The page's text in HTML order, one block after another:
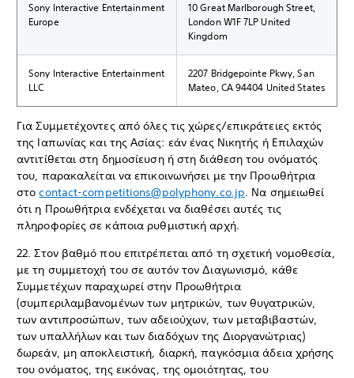
Sony Interactive Entertainment
Europe
10 Great Marlborough Street,
London W1F 7LP United
Kingdom
Sony Interactive Entertainment
LLC
2207 Bridgepointe Pkwy, San
Mateo, CA 94404 United States
Για Συμμετέχοντες από όλες τις χώρες/επικράτειες εκτός
της Ιαπωνίας και της Ασίας: εάν ένας Νικητής ή Επιλαχών
αντιτίθεται στη δημοσίευση ή στη διάθεση του ονόματός
του, παρακαλείται να επικοινωνήσει με την Προωθήτρια
στοcontact-competitions@polyphony.co.jp. Να σημειωθεί
ότι η Προωθήτρια ενδέχεται να διαθέσει αυτές τις
πληροφορίες σε κάποια ρυθμιστική αρχή.
22. Στον βαθμό που επιτρέπεται από τη σχετική νομοθεσία,
με τη συμμετοχή του σε αυτόν τον Διαγωνισμό, κάθε
Συμμετέχων παραχωρεί στην Προωθήτρια
(συμπεριλαμβανομένων των μητρικών, των θυγατρικών,
των αντιπροσώπων, των αδειούχων, των μεταβιβαστών,
των υπαλλήλων και των διαδόχων της Διοργανώτριας)
δωρεάν, μη αποκλειστική, διαρκή, παγκόσμια άδεια χρήσης
του ονόματος, της εικόνας, της ομοιότητας, του